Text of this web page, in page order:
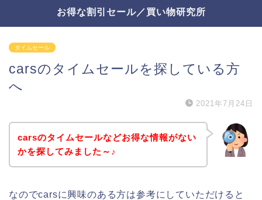
お得な割引セール／買い物研究所
タイムセール
carsのタイムセールを探している方
へ
2021年7月24日
carsのタイムセールなどお得な情報がない
かを探してみました～♪
なのでcarsに興味のある方は参考にしていただけると